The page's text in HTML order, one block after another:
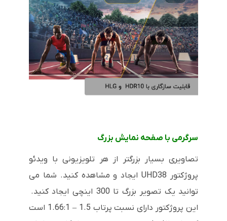
سرگرمی با صفحه نمایش بزرگ
تصاویری بسیار بزرگتر از هر تلویزیونی با ویدئو
پروژکتور UHD38 ایجاد و مشاهده کنید. شما می
توانید یک تصویر بزرگ تا 300 اینچی ایجاد کنید.
این پروژکتور دارای نسبت پرتاب 1.5 – 1.66:1 است